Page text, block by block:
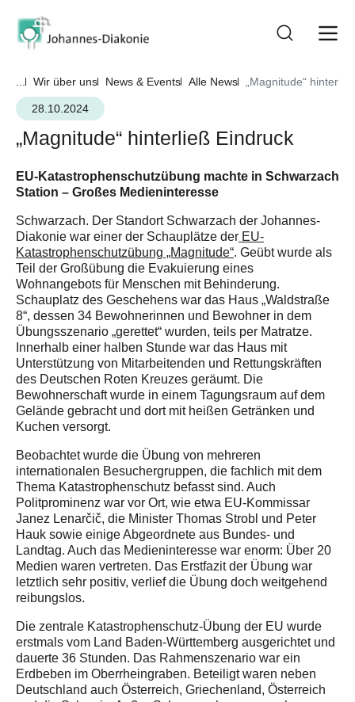
... Wir über uns News & Events Alle News „Magnitude“
28.10.2024
„Magnitude“ hinterließ Eindruck
EU-Katastrophenschutzübung machte in Schwarzach
Station – Großes Medieninteresse
Schwarzach. Der Standort Schwarzach der Johannes-
Diakonie war einer der Schauplätze der EU-
Katastrophenschutzübung „Magnitude“. Geübt wurde als
Teil der Großübung die Evakuierung eines
Wohnangebots für Menschen mit Behinderung.
Schauplatz des Geschehens war das Haus „Waldstraße
8“, dessen 34 Bewohnerinnen und Bewohner in dem
Übungsszenario „gerettet“ wurden, teils per Matratze.
Innerhalb einer halben Stunde war das Haus mit
Unterstützung von Mitarbeitenden und Rettungskräften
des Deutschen Roten Kreuzes geräumt. Die
Bewohnerschaft wurde in einem Tagungsraum auf dem
Gelände gebracht und dort mit heißen Getränken und
Kuchen versorgt.
Beobachtet wurde die Übung von mehreren
internationalen Besuchergruppen, die fachlich mit dem
Thema Katastrophenschutz befasst sind. Auch
Politprominenz war vor Ort, wie etwa EU-Kommissar
Janez Lenarčič, die Minister Thomas Strobl und Peter
Hauk sowie einige Abgeordnete aus Bundes- und
Landtag. Auch das Medieninteresse war enorm: Über 20
Medien waren vertreten. Das Erstfazit der Übung war
letztlich sehr positiv, verlief die Übung doch weitgehend
reibungslos.
Die zentrale Katastrophenschutz-Übung der EU wurde
erstmals vom Land Baden-Württemberg ausgerichtet und
dauerte 36 Stunden. Das Rahmenszenario war ein
Erdbeben im Oberrheingraben. Beteiligt waren neben
Deutschland auch Österreich, Griechenland, Österreich